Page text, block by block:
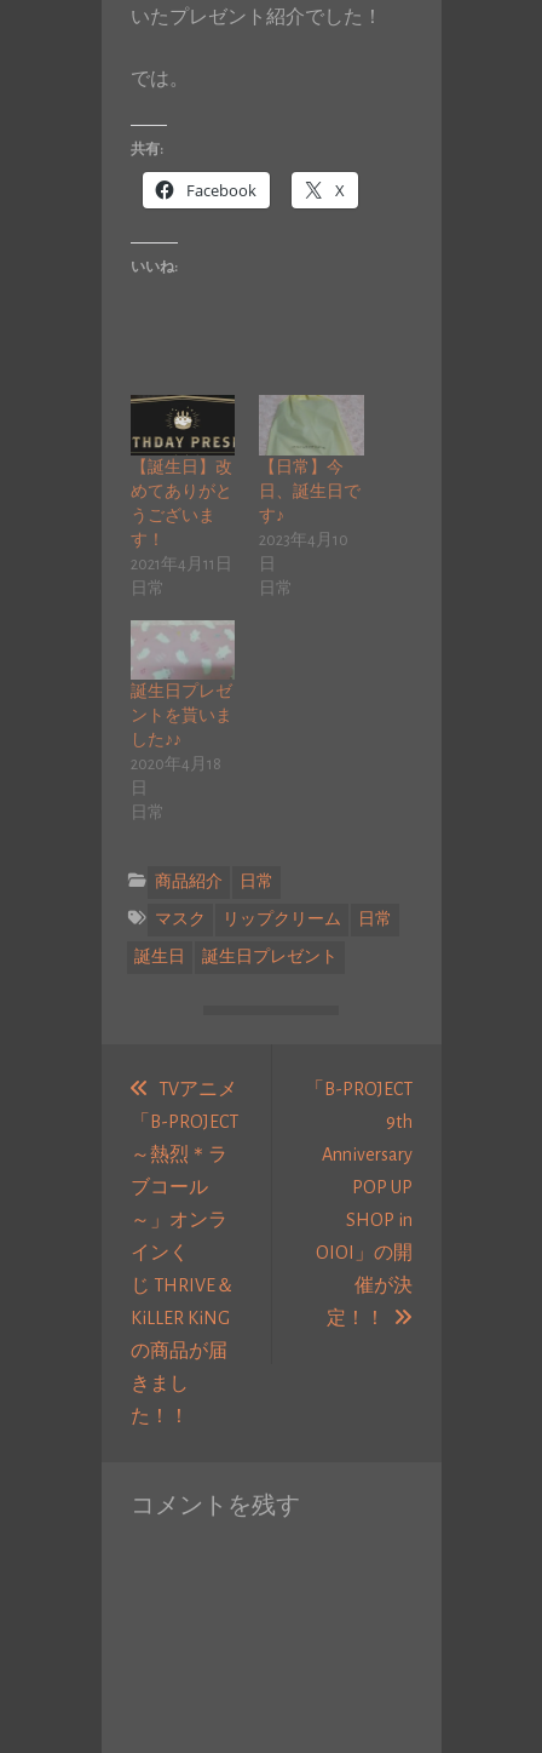
いたプレゼント紹介でした！
では。
共有:
Facebook X
いいね:
【誕生日】改
めてありがと
うございま
す！
2021年4月11日
日常
【日常】今
日、誕生日で
す♪
2023年4月10
日
日常
誕生日プレゼ
ントを貰いま
した♪♪
2020年4月18
日
日常
商品紹介 日常
マスク リップクリーム 日常
誕生日 誕生日プレゼント
TVアニメ
「B-PROJECT
～熱烈＊ラ
ブコール
～」オンラ
インく
じ THRIVE＆
KiLLER KiNG
の商品が届
きまし
た！！
投
「B-PROJECT
9th
Anniversary
POP UP
SHOP in
OIOI」の開
催が決
定！！
次
コメントを残す